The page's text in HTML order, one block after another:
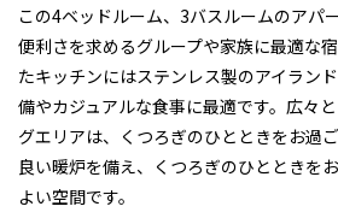
この4ベッドルーム、3バスルームのアパ
便利さを求めるグループや家族に最適な
たキッチンにはステンレス製のアイラン
備やカジュアルな食事に最適です。広々
グエリアは、くつろぎのひとときをお過
良い暖炉を備え、くつろぎのひとときを
よい空間です。